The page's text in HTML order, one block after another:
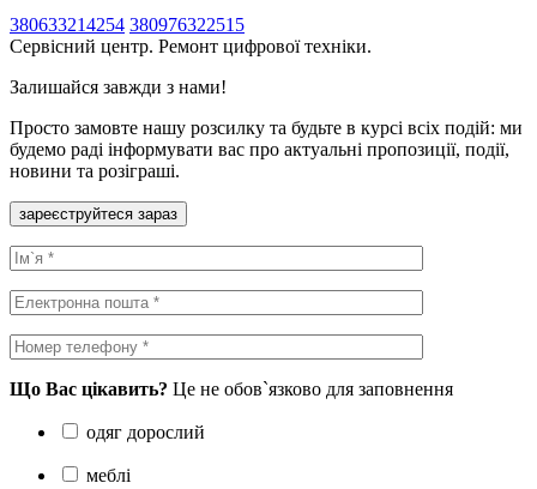
380633214254 380976322515
Сервісний центр. Ремонт цифрової техніки.
Залишайся завжди з нами!
Просто замовте нашу розсилку та будьте в курсі всіх подій: ми
будемо раді інформувати вас про актуальні пропозиції, події,
новини та розіграші.
зареєструйтеся зараз
Що Вас цікавить? Це не обов`язково для заповнення
одяг дорослий
меблі